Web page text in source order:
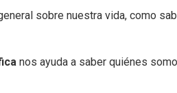
sobre nuestra vida, como
nos ayuda a saber quiénes